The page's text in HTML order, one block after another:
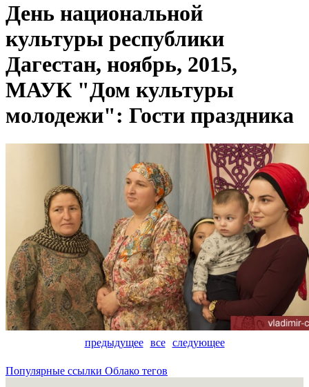
День национальной
культуры республики
Дагестан, ноябрь, 2015,
МАУК "Дом культуры
молодежи": Гости праздника
предыдущее все следующее
Популярные ссылки Облако тегов